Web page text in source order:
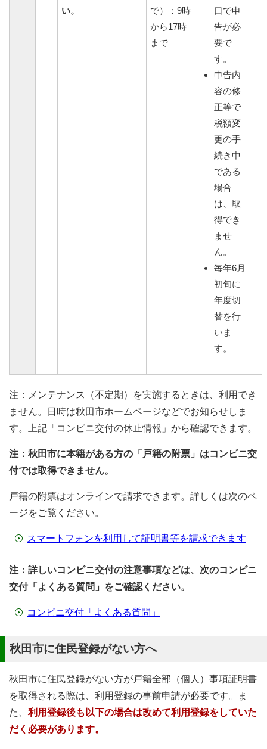
い。
で）：9時
から17時
まで
口で申
告が必
要で
す。
申告内
容の修
正等で
税額変
更の手
続き中
である
場合
は、取
得でき
ませ
ん。
毎年6月
初旬に
年度切
替を行
いま
す。
注：メンテナンス（不定期）を実施するときは、利用でき
ません。日時は秋田市ホームページなどでお知らせしま
す。上記「コンビニ交付の休止情報」から確認できます。
注：秋田市に本籍がある方の「戸籍の附票」はコンビニ交
付では取得できません。
戸籍の附票はオンラインで請求できます。詳しくは次のペ
ージをご覧ください。
スマートフォンを利用して証明書等を請求できます
注：詳しいコンビニ交付の注意事項などは、次のコンビニ
交付「よくある質問」をご確認ください。
コンビニ交付「よくある質問」
秋田市に住民登録がない方へ
秋田市に住民登録がない方が戸籍全部（個人）事項証明書
を取得される際は、利用登録の事前申請が必要です。ま
た、 利用登録後も以下の場合は改めて利用登録をしていた
だく必要があります。